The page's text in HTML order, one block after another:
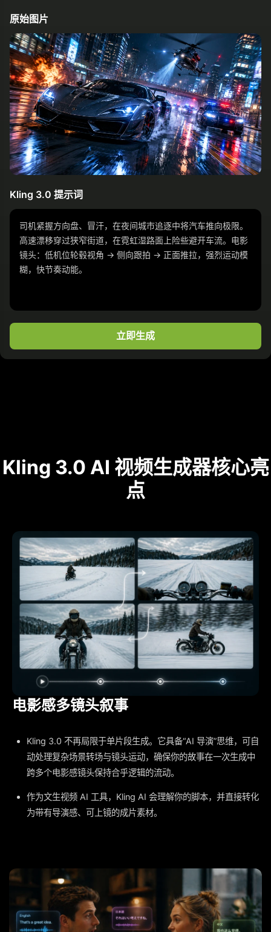
原始图片
Kling 3.0 提示词
司机紧握方向盘、冒汗，在夜间城市追逐中将汽车推向极限。
高速漂移穿过狭窄街道，在霓虹湿路面上险些避开车流。电影
镜头：低机位轮毂视角 → 侧向跟拍 → 正面推拉，强烈运动模
糊，快节奏动能。
立即生成
Kling 3.0 AI 视频生成器核心亮
点
电影感多镜头叙事
Kling 3.0 不再局限于单片段生成。它具备“AI 导演”思维，可自
动处理复杂场景转场与镜头运动，确保你的故事在一次生成中
跨多个电影感镜头保持合乎逻辑的流动。
作为文生视频 AI 工具，Kling AI 会理解你的脚本，并直接转化
为带有导演感、可上镜的成片素材。